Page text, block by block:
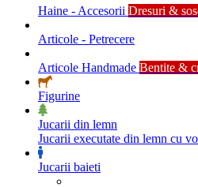
Haine - Accesorii Dresuri &
Articole - Petrecere
Articole Handmade Bentite &
Figurine
Jucarii din lemn
Jucarii executate din lemn cu
Jucarii baieti